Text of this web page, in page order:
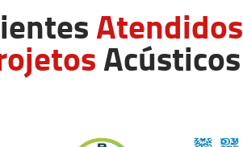
Atendidos
Acústicos